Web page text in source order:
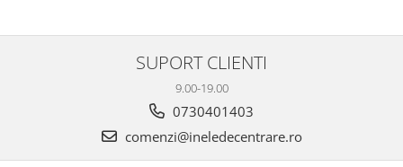
SUPORT CLIENTI
9.00-19.00
0730401403
comenzi@ineledecentrare.ro